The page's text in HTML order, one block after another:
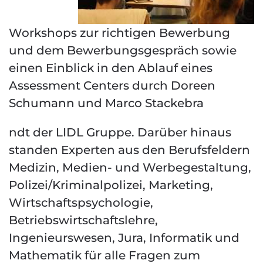
Workshops zur richtigen Bewerbung
und dem Bewerbungsgespräch sowie
einen Einblick in den Ablauf eines
Assessment Centers durch Doreen
Schumann und Marco Stackebra
ndt der LIDL Gruppe. Darüber hinaus
standen Experten aus den Berufsfeldern
Medizin, Medien- und Werbegestaltung,
Polizei/Kriminalpolizei, Marketing,
Wirtschaftspsychologie,
Betriebswirtschaftslehre,
Ingenieurswesen, Jura, Informatik und
Mathematik für alle Fragen zum